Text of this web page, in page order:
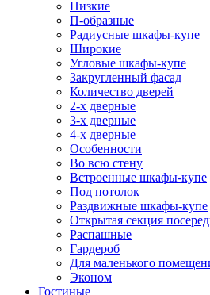
Низкие
П-образные
Радиусные шкафы-купе
Широкие
Угловые шкафы-купе
Закругленный фасад
Количество дверей
2-х дверные
3-х дверные
4-х дверные
Особенности
Во всю стену
Встроенные шкафы-купе
Под потолок
Раздвижные шкафы-купе
Открытая секция
Распашные
Гардероб
Для маленького
Эконом
Гостиные